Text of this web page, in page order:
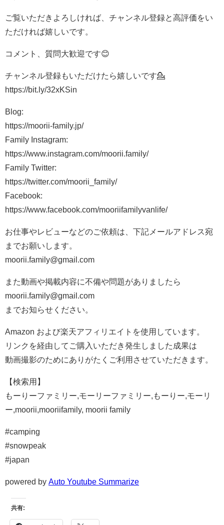
ご覧いただきよろしければ、チャンネル登録と高評価をい
ただければ嬉しいです。
コメント、質問大歓迎です😊
チャンネル登録もいただけたら嬉しいです💁
https://bit.ly/32xKSin
Blog:
https://moorii-family.jp/
Family Instagram:
https://www.instagram.com/moorii.family/
Family Twitter:
https://twitter.com/moorii_family/
Facebook:
https://www.facebook.com/mooriifamilyvanlife/
お仕事やレビューなどのご依頼は、下記メールアドレス宛
までお願いします。
moorii.family@gmail.com
また動画や掲載内容に不備や問題がありましたら
moorii.family@gmail.com
までお知らせください。
Amazon および楽天アフィリエイトを使用しています。
リンクを経由してご購入いただき発生しました成果は
動画撮影のためにありがたくご利用させていただきます。
【検索用】
もーりーファミリー,モーリーファミリー,もーりー,モーリ
ー,moorii,mooriifamily, moorii family
#camping
#snowpeak
#japan
powered by Auto Youtube Summarize
共有: